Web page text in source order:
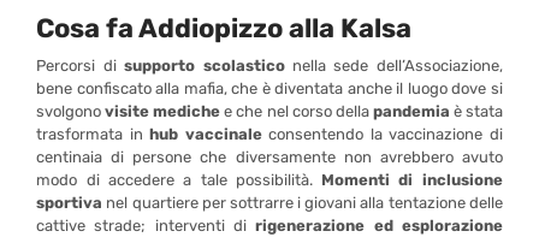
Cosa fa Addiopizzo alla Kalsa
Percorsi disupporto scolasticonella sede dell’Associazione,
bene confiscato alla mafia, che è diventata anche il luogo dove si
svolgonovisite mediche e che nel corso della pandemia è stata
trasformata inhub vaccinaleconsentendo la vaccinazione di
centinaia di persone che diversamente non avrebbero avuto
modo di accedere a tale possibilità. Momenti di inclusione
sportiva nel quartiere per sottrarre i giovani alla tentazione delle
cattive strade; interventi dirigenerazione ed esplorazione